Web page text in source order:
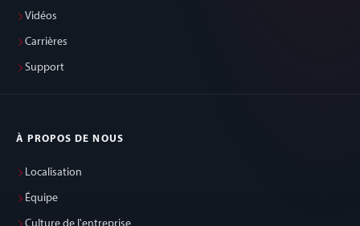
Vidéos
Carrières
Support
À PROPOS DE NOUS
Localisation
Équipe